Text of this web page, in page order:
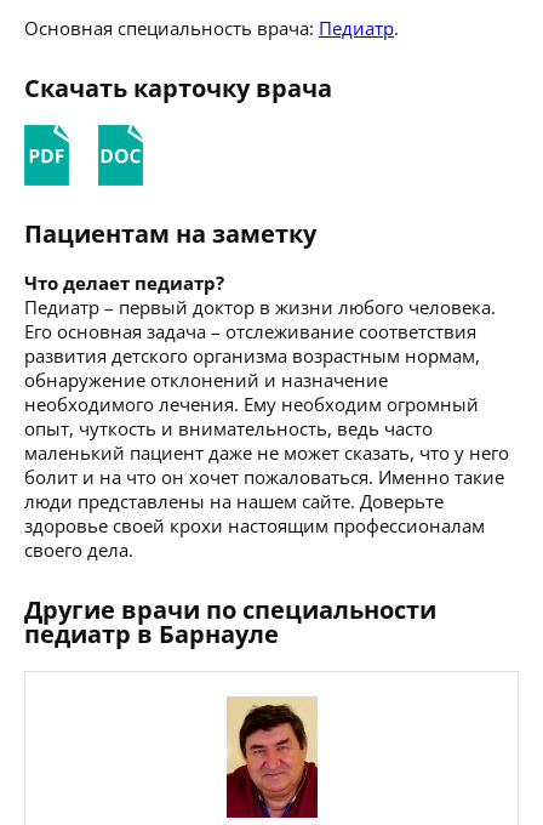
Основная специальность врача: Педиатр.
Скачать карточку врача
Пациентам на заметку
Что делает педиатр?
Педиатр – первый доктор в жизни любого человека.
Его основная задача – отслеживание соответствия
развития детского организма возрастным нормам,
обнаружение отклонений и назначение
необходимого лечения. Ему необходим огромный
опыт, чуткость и внимательность, ведь часто
маленький пациент даже не может сказать, что у него
болит и на что он хочет пожаловаться. Именно такие
люди представлены на нашем сайте. Доверьте
здоровье своей крохи настоящим профессионалам
своего дела.
Другие врачи по специальности
педиатр в Барнауле